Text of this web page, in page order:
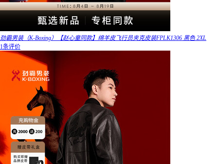
劲霸男装（K-Boxing）【赵心童同款】绵羊皮飞行员夹克皮装FPLK1306 黑色 2XL
1条评价